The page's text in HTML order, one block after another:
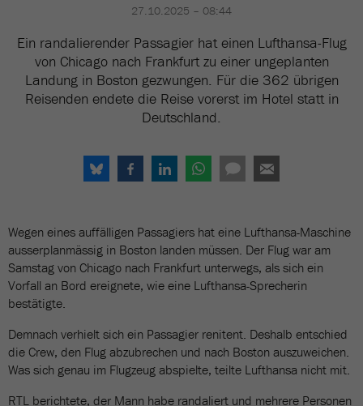
27.10.2025 – 08:44
Ein randalierender Passagier hat einen Lufthansa-Flug
von Chicago nach Frankfurt zu einer ungeplanten
Landung in Boston gezwungen. Für die 362 übrigen
Reisenden endete die Reise vorerst im Hotel statt in
Deutschland.
Wegen eines auffälligen Passagiers hat eine Lufthansa-Maschine
ausserplanmässig in Boston landen müssen. Der Flug war am
Samstag von Chicago nach Frankfurt unterwegs, als sich ein
Vorfall an Bord ereignete, wie eine Lufthansa-Sprecherin
bestätigte.
Demnach verhielt sich ein Passagier renitent. Deshalb entschied
die Crew, den Flug abzubrechen und nach Boston auszuweichen.
Was sich genau im Flugzeug abspielte, teilte Lufthansa nicht mit.
RTL berichtete, der Mann habe randaliert und mehrere Personen